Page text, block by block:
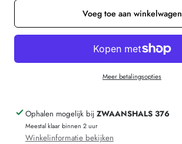
ENGEL
Wol
hipster
broekje
hoeveelheid
voor
ENGEL
NATUR
boxer
hipster
Voeg toe aan winkelwagen
Meer betalingsopties
Ophalen mogelijk bij ZWAANSHALS 376
Meestal klaar binnen 2 uur
Winkelinformatie bekijken